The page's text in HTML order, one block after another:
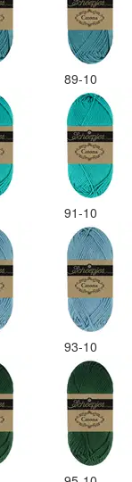
89-10
91-10
93-10